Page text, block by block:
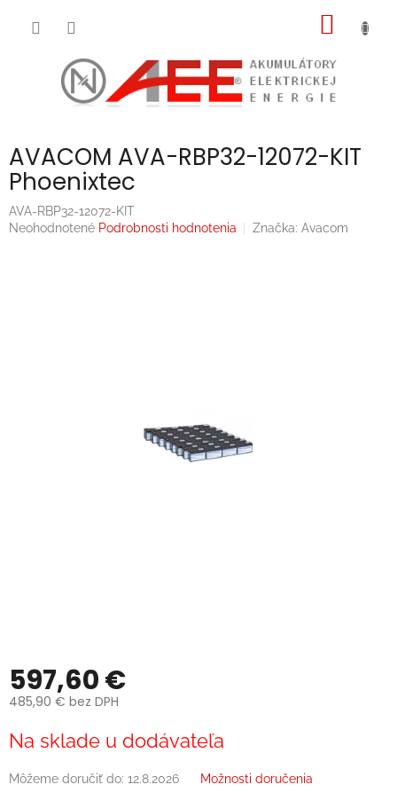
AVACOM AVA-RBP32-12072-KIT
Phoenixtec
AVA-RBP32-12072-KIT
Priemerné
Neohodnotené Podrobnosti hodnotenia Značka: Avacom
597,60 €
485,90 € bez DPH
cena:
Na sklade u dodávateľa
Môžeme doručiť do: 12.8.2026 Možnosti doručenia